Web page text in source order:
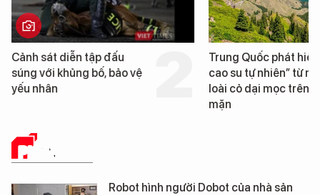
Cảnh sát diễn tập đấu
súng với khủng bố, bảo vệ
yếu nhân
Trung Quốc phát hiện
cao su tự nhiên” từ
loài cỏ dại mọc trên
mặn
PHÂN TÍCH
Robot hình người Dobot của nhà sản